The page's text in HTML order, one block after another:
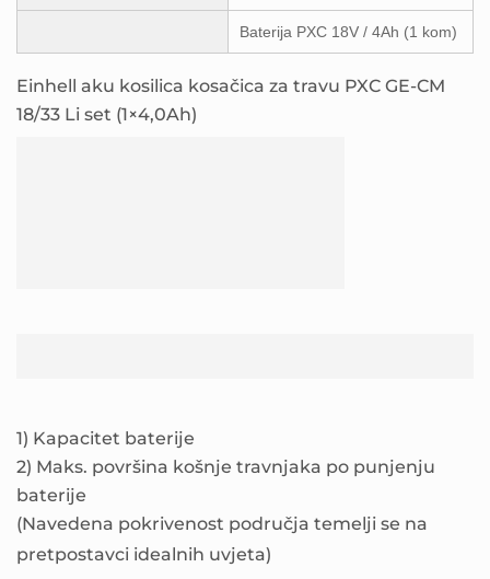
Baterija PXC 18V / 4Ah (1 kom)
Einhell aku kosilica kosačica za travu PXC GE-CM
18/33 Li set (1×4,0Ah)
1) Kapacitet baterije
2) Maks. površina košnje travnjaka po punjenju
baterije
(Navedena pokrivenost područja temelji se na
pretpostavci idealnih uvjeta)